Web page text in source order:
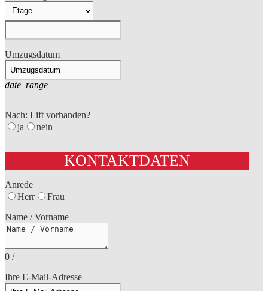
Umzugsdatum
date_range
Nach: Lift vorhanden?
ja
nein
KONTAKTDATEN
Anrede
Herr
Frau
Name / Vorname
0 /
Ihre E-Mail-Adresse